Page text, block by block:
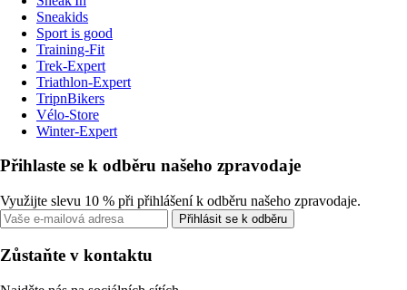
Sneakids
Sport is good
Training-Fit
Trek-Expert
Triathlon-Expert
TripnBikers
Vélo-Store
Winter-Expert
Přihlaste se k odběru našeho zpravodaje
Využijte slevu 10 % při přihlášení k odběru našeho zpravodaje.
Přihlásit se k odběru
Zůstaňte v kontaktu